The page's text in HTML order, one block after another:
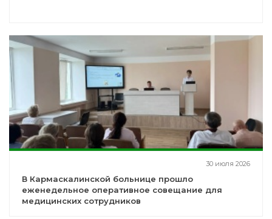
30 июля 2026
В Кармаскалинской больнице прошло
еженедельное оперативное совещание для
медицинских сотрудников